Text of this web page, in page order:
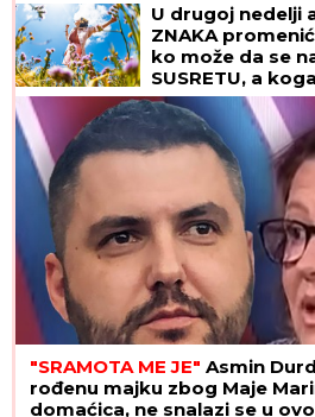
je posvećen otac
U drugoj nedelji
ZNAKA
ko može da se
SUSRETU, a
ponuda IZ
"SRAMOTA ME JE" Asmin
rođenu majku zbog Maje
domaćica, ne snalazi se u